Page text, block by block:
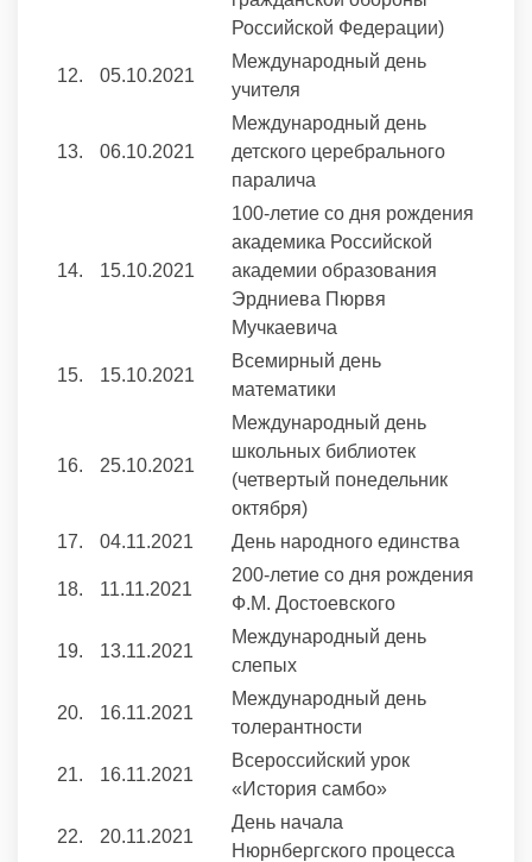
Российской Федерации)
12. 05.10.2021
Международный день
учителя
13. 06.10.2021
Международный день
детского церебрального
паралича
14. 15.10.2021
100-летие со дня рождения
академика Российской
академии образования
Эрдниева Пюрвя
Мучкаевича
15. 15.10.2021
Всемирный день
математики
16. 25.10.2021
Международный день
школьных библиотек
(четвертый понедельник
октября)
17.
04.11.2021 День народного единства
18. 11.11.2021
200-летие со дня рождения
Ф.М. Достоевского
19. 13.11.2021
Международный день
слепых
20. 16.11.2021
Международный день
толерантности
21. 16.11.2021
Всероссийский урок
«История самбо»
22. 20.11.2021
День начала
Нюрнбергского процесса